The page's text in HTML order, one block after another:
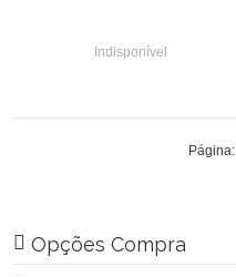
Indisponível
Página:
Opções Compra